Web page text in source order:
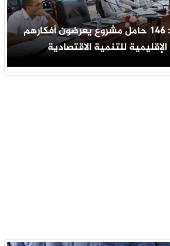
اشتوكة أيت باها: 146 حامل مشروع يعرضون أفكارهم
للتنمية الاقتصادية